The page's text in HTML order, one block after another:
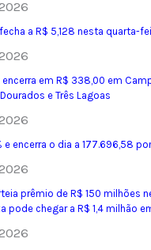
a R$ 5,128 nesta quarta-
em R$ 338,00 em
e Três Lagoas
e encerra o dia a 177.696,58
prêmio de R$ 150 milhões
pode chegar a R$ 1,4 milhão